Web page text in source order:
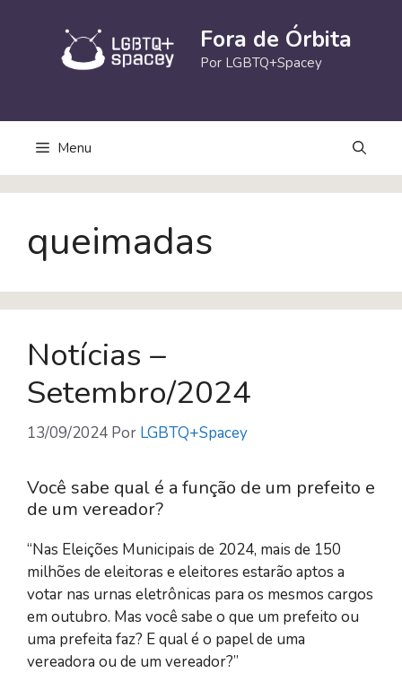
Fora de Órbita
Por LGBTQ+Spacey
Menu
queimadas
Notícias –
Setembro/2024
13/09/2024 Por LGBTQ+Spacey
Você sabe qual é a função de um prefeito e
de um vereador?
“Nas Eleições Municipais de 2024, mais de 150
milhões de eleitoras e eleitores estarão aptos a
votar nas urnas eletrônicas para os mesmos cargos
em outubro. Mas você sabe o que um prefeito ou
uma prefeita faz? E qual é o papel de uma
vereadora ou de um vereador?”